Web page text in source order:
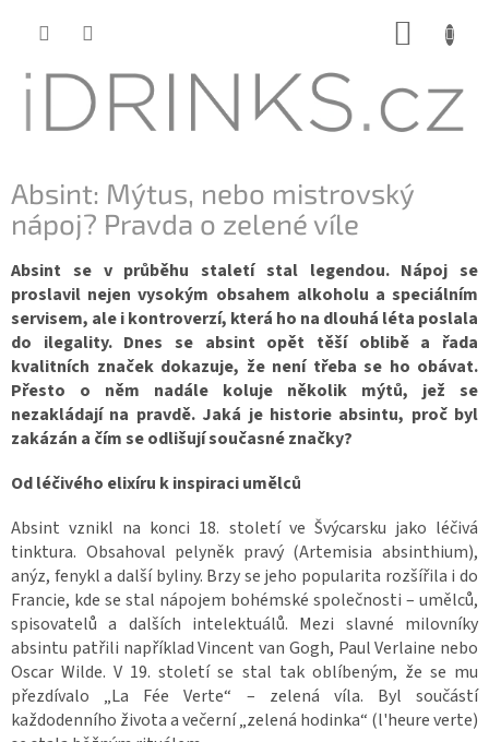
Absint: Mýtus, nebo mistrovský
nápoj? Pravda o zelené víle
Absint se v průběhu staletí stal legendou. Nápoj se
proslavil nejen vysokým obsahem alkoholu a speciálním
servisem, ale i kontroverzí, která ho na dlouhá léta poslala
do ilegality. Dnes se absint opět těší oblibě a řada
kvalitních značek dokazuje, že není třeba se ho obávat.
Přesto o něm nadále koluje několik mýtů, jež se
nezakládají na pravdě. Jaká je historie absintu, proč byl
zakázán a čím se odlišují současné značky?
Od léčivého elixíru k inspiraci umělců
Absint vznikl na konci 18. století ve Švýcarsku jako léčivá
tinktura. Obsahoval pelyněk pravý (Artemisia absinthium),
anýz, fenykl a další byliny. Brzy se jeho popularita rozšířila i do
Francie, kde se stal nápojem bohémské společnosti – umělců,
spisovatelů a dalších intelektuálů. Mezi slavné milovníky
absintu patřili například Vincent van Gogh, Paul Verlaine nebo
Oscar Wilde. V 19. století se stal tak oblíbeným, že se mu
přezdívalo „La Fée Verte“ – zelená víla. Byl součástí
každodenního života a večerní „zelená hodinka“ (l'heure verte)